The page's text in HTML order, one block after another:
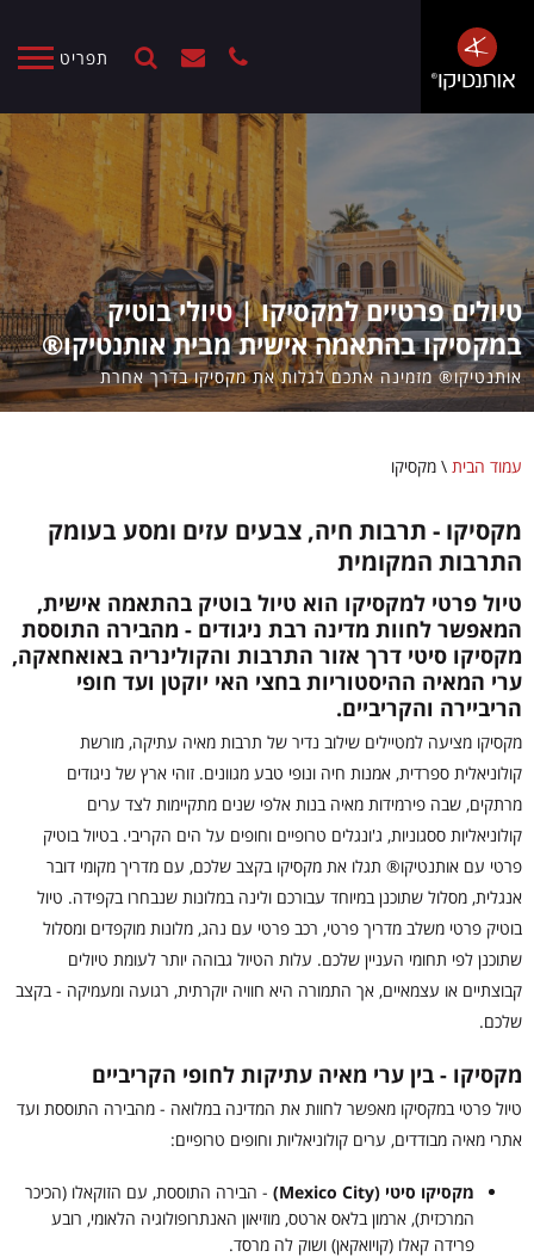
תפריט
טיולים פרטיים למקסיקו | טיולי בוטיק
במקסיקו בהתאמה אישית מבית אותנטיקו®
אותנטיקו® מזמינה אתכם לגלות את מקסיקו בדרך אחרת
עמוד הבית \ מקסיקו
מקסיקו - תרבות חיה, צבעים עזים ומסע בעומק
התרבות המקומית
טיול פרטי למקסיקו הוא טיול בוטיק בהתאמה אישית,
המאפשר לחוות מדינה רבת ניגודים - מהבירה התוססת
מקסיקו סיטי דרך אזור התרבות והקולינריה באואחאקה,
ערי המאיה ההיסטוריות בחצי האי יוקטן ועד חופי
הריביירה והקריביים.
מקסיקו מציעה למטיילים שילוב נדיר של תרבות מאיה עתיקה, מורשת
קולוניאלית ספרדית, אמנות חיה ונופי טבע מגוונים. זוהי ארץ של ניגודים
מרתקים, שבה פירמידות מאיה בנות אלפי שנים מתקיימות לצד ערים
קולוניאליות ססגוניות, ג'ונגלים טרופיים וחופים על הים הקריבי. בטיול בוטיק
פרטי עם אותנטיקו® תגלו את מקסיקו בקצב שלכם, עם מדריך מקומי דובר
אנגלית, מסלול שתוכנן במיוחד עבורכם ולינה במלונות שנבחרו בקפידה. טיול
בוטיק פרטי משלב מדריך פרטי, רכב פרטי עם נהג, מלונות מוקפדים ומסלול
שתוכנן לפי תחומי העניין שלכם. עלות הטיול גבוהה יותר לעומת טיולים
קבוצתיים או עצמאיים, אך התמורה היא חוויה יוקרתית, רגועה ומעמיקה - בקצב
שלכם.
מקסיקו - בין ערי מאיה עתיקות לחופי הקריביים
טיול פרטי במקסיקו מאפשר לחוות את המדינה במלואה - מהבירה התוססת ועד
אתרי מאיה מבודדים, ערים קולוניאליות וחופים טרופיים:
מקסיקו סיטי (Mexico City)
- הבירה התוססת, עם הזוקאלו (הכיכר
המרכזית), ארמון בלאס ארטס, מוזיאון האנתרופולוגיה הלאומי, רובע
פרידה קאלו (קויואקאן) ושוק לה מרסד.